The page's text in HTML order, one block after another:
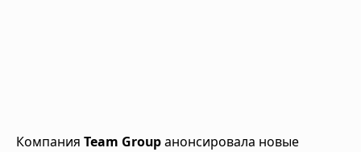
Компания Team Groupанонсировала новые